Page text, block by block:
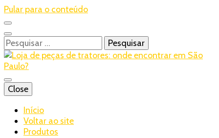
Pular para o conteúdo
Pesquisar
por:
Realtrac
Blog – Realtrac
Close
Início
Voltar ao site
Produtos